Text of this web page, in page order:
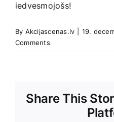
iedvesmojošs!
By Akcijascenas.lv 19.
Comments
Share This